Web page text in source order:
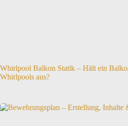
Whirlpool Balkon Statik – Hält ein
Whirlpools aus?